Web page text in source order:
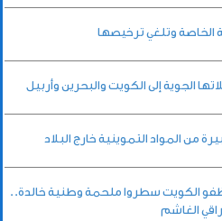
الخاصة وتلغي ترخيصها
الجوية إلى الكويت والبحرين وأربيل
من المواد التموينية خارج البلاد
الكويت سطروا ملحمة وطنية خالدة..
الغاشم